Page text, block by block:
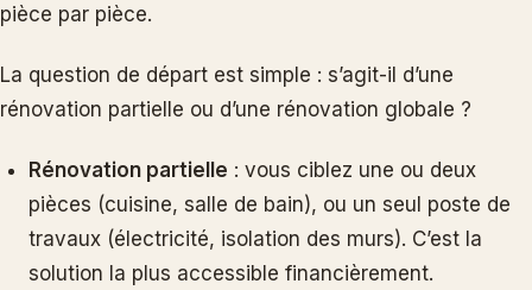
pièce par pièce.
La question de départ est simple : s’agit-il d’une
rénovation partielle ou d’une rénovation globale ?
Rénovation partielle : vous ciblez une ou deux
pièces (cuisine, salle de bain), ou un seul poste de
travaux (électricité, isolation des murs). C’est la
solution la plus accessible financièrement.